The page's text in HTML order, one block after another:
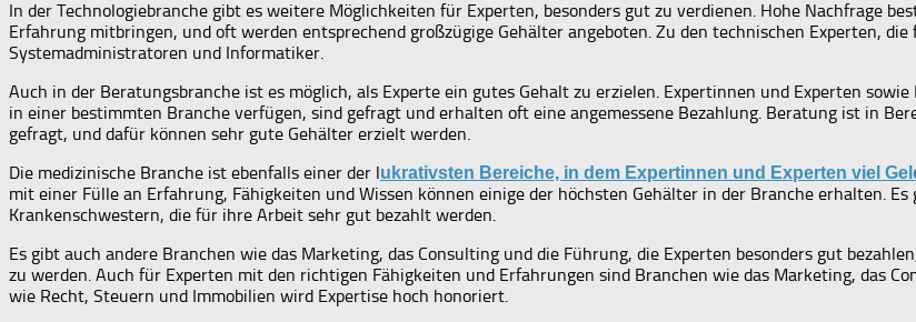
In der Technologiebranche gibt es weitere Möglichkeiten für Experten, besonders gut zu verdienen. Hohe Nachfrage
Erfahrung mitbringen, und oft werden entsprechend großzügige Gehälter angeboten. Zu den technischen Experten,
Systemadministratoren und Informatiker.
Auch in der Beratungsbranche ist es möglich, als Experte ein gutes Gehalt zu erzielen. Expertinnen und Experten
in einer bestimmten Branche verfügen, sind gefragt und erhalten oft eine angemessene Bezahlung. Beratung ist in
gefragt, und dafür können sehr gute Gehälter erzielt werden.
Die medizinische Branche ist ebenfalls einer der lukrativsten Bereiche, in dem Expertinnen und Experten viel
mit einer Fülle an Erfahrung, Fähigkeiten und Wissen können einige der höchsten Gehälter in der Branche erhalten.
Krankenschwestern, die für ihre Arbeit sehr gut bezahlt werden.
Es gibt auch andere Branchen wie das Marketing, das Consulting und die Führung, die Experten besonders gut
zu werden. Auch für Experten mit den richtigen Fähigkeiten und Erfahrungen sind Branchen wie das Marketing, das
wie Recht, Steuern und Immobilien wird Expertise hoch honoriert.